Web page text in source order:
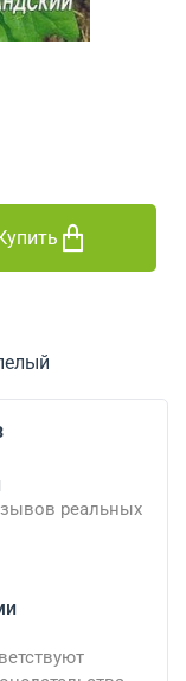
Купить
реальных